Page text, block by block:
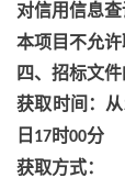
对信用信息查
本项目不允许
四、招标文
获取时间：从
日 17时00分
获取方式：